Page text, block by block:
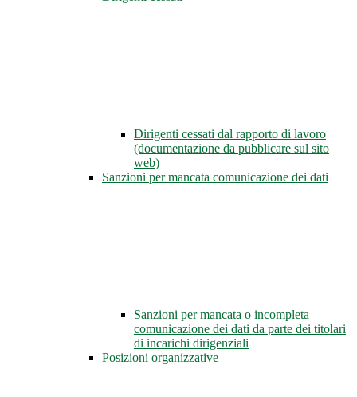
Dirigenti cessati dal rapporto di lavoro
(documentazione da pubblicare sul sito
web)
Sanzioni per mancata comunicazione dei dati
Sanzioni per mancata o incompleta
comunicazione dei dati da parte dei titolari
di incarichi dirigenziali
Posizioni organizzative